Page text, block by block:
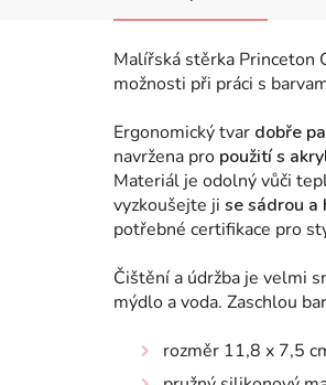
Malířská stěrka Princeton
možnosti při práci s
Ergonomický tvar dobře
navržena pro použití s
Materiál je odolný vůči
vyzkoušejte ji se sádrou a
potřebné certifikace pro
Čištění a údržba je velmi
mýdlo a voda. Zaschlou
rozměr 11,8 x 7,5